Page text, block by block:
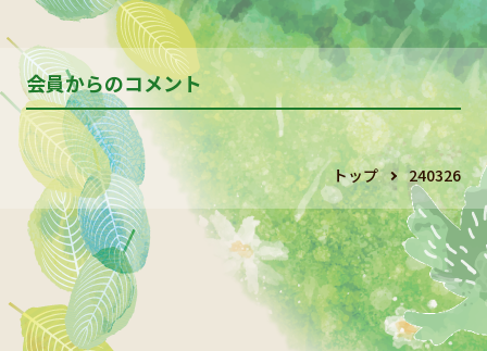
会員からのコメント
トップ 240326